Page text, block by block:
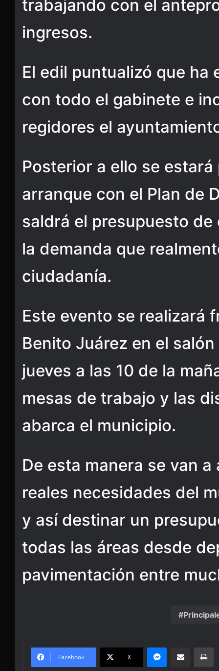
trabajando con el
ingresos.
El edil puntualizó que ha
con todo el gabinete e
regidores el
Posterior a ello se
arranque con el Plan de
saldrá el presupuesto
la demanda que
ciudadanía.
Este evento se realizará
Benito Juárez en el
jueves a las 10 de la
mesas de trabajo y las
abarca el municipio.
De esta manera se van
reales necesidades del
y así destinar un
todas las áreas desde
pavimentación entre
Facebook X
Messenger
Share via Email